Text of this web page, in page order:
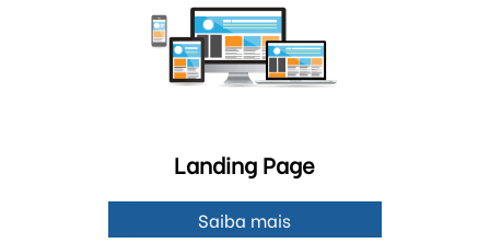
Landing Page
Saiba mais